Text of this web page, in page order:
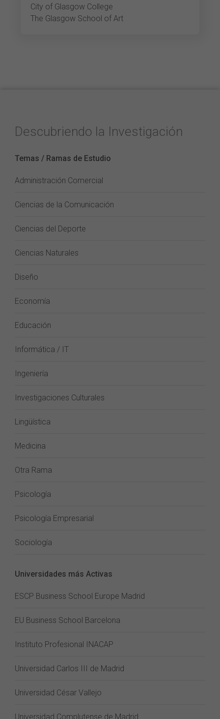
City of Glasgow College
The Glasgow School of Art
Descubriendo la Investigación
Temas / Ramas de Estudio
Administración Comercial
Ciencias de la Comunicación
Ciencias del Deporte
Ciencias Naturales
Diseño
Economía
Educación
Informática / IT
Ingeniería
Investigaciones Culturales
Lingüística
Medicina
Otra Rama
Psicología
Psicología Empresarial
Sociología
Universidades más Activas
ESCP Business School Europe Madrid
EU Business School Barcelona
Instituto Profesional INACAP
Universidad Carlos III de Madrid
Universidad César Vallejo
Universidad Complutense de Madrid